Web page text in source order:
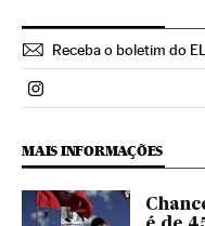
Receba o boletim do
Politica El País Brasil
MAIS INFORMAÇÕES